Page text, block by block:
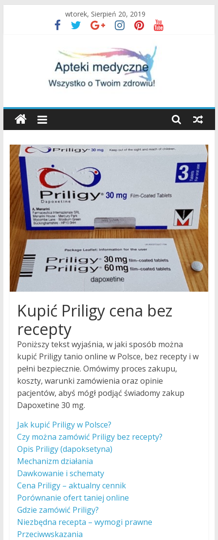
wtorek, Sierpień 20, 2019
Apteki
Medyczne
Blog
Uroda
oraz
zdrowy
tryb
życia
to
nasza
pasja!
Kupić Priligy cena bez
recepty
Poniższy tekst wyjaśnia, w jaki sposób można
kupić Priligy tanio online w Polsce, bez recepty i w
pełni bezpiecznie. Omówimy proces zakupu,
koszty, warunki zamówienia oraz opinie
pacjentów, abyś mógł podjąć świadomy zakup
Dapoxetine 30 mg.
Jak kupić Priligy w Polsce?
Czy można zamówić Priligy bez recepty?
Opis Priligy (dapoksetyna)
Mechanizm działania
Dawkowanie i schematy
Cena Priligy – aktualny cennik
Porównanie ofert taniej online
Gdzie zamówić Priligy?
Niezbędna recepta – wymogi prawne
Przeciwwskazania